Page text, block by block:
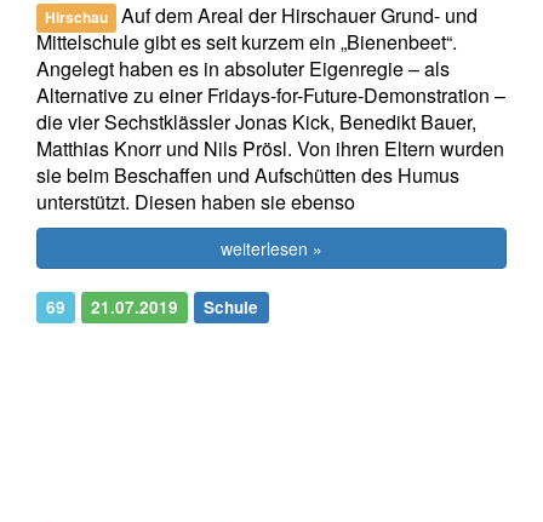
Hirschau
Auf dem Areal der Hirschauer Grund- und
Mittelschule gibt es seit kurzem ein „Bienenbeet“.
Angelegt haben es in absoluter Eigenregie – als
Alternative zu einer Fridays-for-Future-Demonstration –
die vier Sechstklässler Jonas Kick, Benedikt Bauer,
Matthias Knorr und Nils Prösl. Von ihren Eltern wurden
sie beim Beschaffen und Aufschütten des Humus
unterstützt. Diesen haben sie ebenso
weiterlesen »
69 21.07.2019 Schule